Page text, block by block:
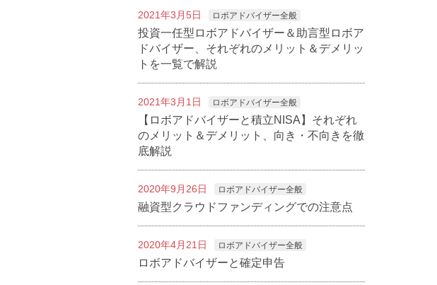
2021年3月5日 ロボアドバイザー全般
投資一任型ロボアドバイザー＆助言型ロボア
ドバイザー、それぞれのメリット＆デメリッ
トを一覧で解説
2021年3月1日 ロボアドバイザー全般
【ロボアドバイザーと積立NISA】それぞれ
のメリット＆デメリット、向き・不向きを徹
底解説
2020年9月26日 ロボアドバイザー全般
融資型クラウドファンディングでの注意点
2020年4月21日 ロボアドバイザー全般
ロボアドバイザーと確定申告